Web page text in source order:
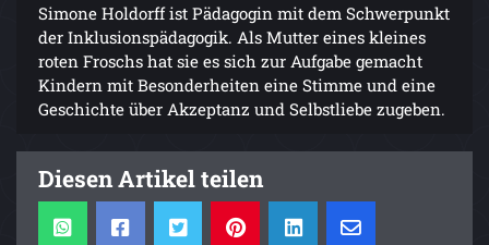
Simone Holdorff ist Pädagogin mit dem Schwerpunkt
der Inklusionspädagogik. Als Mutter eines kleines
roten Froschs hat sie es sich zur Aufgabe gemacht
Kindern mit Besonderheiten eine Stimme und eine
Geschichte über Akzeptanz und Selbstliebe zugeben.
Diesen Artikel teilen